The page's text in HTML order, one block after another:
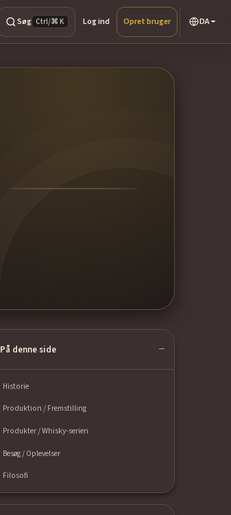
Søg Ctrl/⌘ K Log ind Opret bruger DA
På denne side
Historie
Produktion / Fremstilling
Produkter / Whisky-serien
Besøg / Oplevelser
Filosofi